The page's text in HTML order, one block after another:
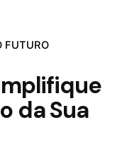
FUTURO
da Sua